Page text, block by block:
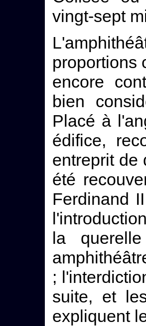
vingt-sept
proportions
encore
bien
Placé à
édifice,
entreprit de
été
Ferdinand
la
;
suite, et
expliquent